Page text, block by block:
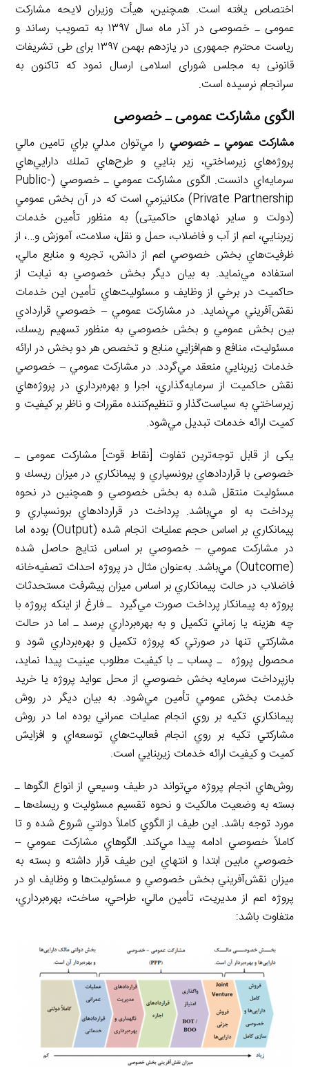
اختصاص یافته است. همچنین، هیأت وزیران لایحه مشارکت
عمومی ـ خصوصی در آذر ماه سال ۱۳۹۷ به تصویب رساند و
ریاست محترم جمهوری در یازدهم بهمن ۱۳۹۷ برای طی تشریفات
قانونی به مجلس شورای اسلامی ارسال نمود که تاکنون به
سرانجام نرسیده است.
الگوی مشارکت عمومی ـ خصوصی
مشاركت عمومي ـ خصوصي را مي‌توان مدلي براي تامين مالي
پروژه‌هاي زيرساختي، زير بنايي و طرح‌هاي تملك دارايي‌هاي
سرمايه‌اي دانست. الگوی مشاركت عمومي ـ خصوصي (Public-
Private Partnership) مكانيزمي است كه در آن بخش عمومي
(دولت و ساير نهادهاي حاکمیتی) به منظور تأمين خدمات
زيربنايي، اعم از آب و فاضلاب، حمل و نقل، سلامت، آموزش و…، از
ظرفيت‌هاي بخش خصوصي اعم از دانش، تجربه و منابع مالي،
استفاده مي‌نمايد. به بيان ديگر بخش خصوصي به نيابت از
حاکمیت در برخي از وظايف و مسئوليت‌هاي تأمين اين خدمات
نقش‌آفريني مي‌نمايد. در مشاركت عمومي – خصوصي قراردادي
بين بخش عمومي و بخش خصوصي به منظور تسهيم ريسك،
مسئوليت، منافع و هم‌افزايي منابع و تخصص هر دو بخش در ارائه
خدمات زيربنايي منعقد مي‌گردد. در مشاركت عمومي – خصوصي
نقش حاکمیت از سرمايه‌گذاري، اجرا و بهره‌برداري در پروژه‌هاي
زيرساختي به سياست‌گذار و تنظيم‌كننده مقررات و ناظر بر كيفيت و
كميت ارائه خدمات تبديل مي‌شود.
یکی از قابل‌ توجه‌ترین تفاوت [نقاط قوت] مشارکت عمومی ـ
خصوصی با قراردادهاي برونسپاري و پيمانكاري در ميزان ريسك و
مسئوليت منتقل شده به بخش خصوصي و همچنين در نحوه
پرداخت به او مي‌باشد. پرداخت در قراردادهاي برونسپاري و
پيمانكاري بر اساس حجم عمليات انجام شده (Output) بوده اما
در مشاركت عمومي – خصوصي بر اساس نتايج حاصل شده
(Outcome) مي‌باشد. به‌عنوان مثال در پروژه احداث تصفيه‌خانه
فاضلاب در حالت پيمانكاري بر اساس ميزان پيشرفت مستحدثات
پروژه به پيمانكار پرداخت صورت مي‌گيرد ـ فارغ از اينكه پروژه با
چه هزينه يا زماني تكميل و به بهره‌برداري برسد ـ اما در حالت
مشاركتي تنها در صورتي كه پروژه تكميل و بهره‌برداري شود و
محصول پروژه ـ پساب ـ با كيفيت مطلوب عينيت پيدا نمايد،
بازپرداخت سرمايه بخش خصوصي از محل عوايد پروژه يا خريد
خدمت بخش عمومي تأمين مي‌شود. به بيان ديگر در روش
پيمانكاري تكيه بر روي انجام عمليات عمراني بوده اما در روش
مشاركتي تكيه بر روي انجام فعاليت‌هاي توسعه‌اي و افزايش
كميت و كيفيت ارائه خدمات زيربنايي است.
روش‌هاي انجام پروژه مي‌تواند در طيف وسيعي از انواع الگوها ـ
بسته به وضعيت مالكيت و نحوه تقسيم مسئوليت و ريسك‌ها ـ
مورد توجه باشد. اين طيف از الگوي كاملاً دولتي شروع شده و تا
كاملاً خصوصي ادامه پيدا مي‌كند. الگوهاي مشاركت عمومي –
خصوصي مابين ابتدا و انتهاي اين طيف قرار داشته و بسته به
ميزان نقش‌آفريني بخش خصوصي و مسئوليت‌ها و وظايف او در
پروژه اعم از مديريت، تأمين مالي، طراحي، ساخت، بهره‌برداري،
متفاوت باشد: